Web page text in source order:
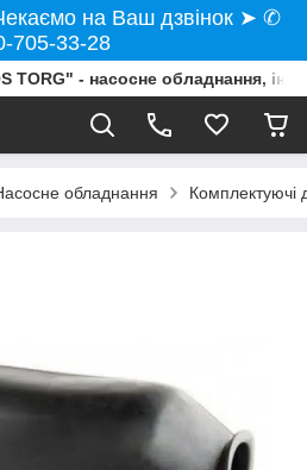
на Ваш дзвінок ➤ ✆
705-33-28
TORG" - насосне обладнання,
обладнання Комплектуючі